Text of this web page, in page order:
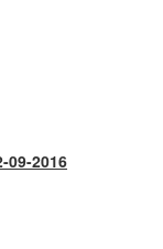
09-2016